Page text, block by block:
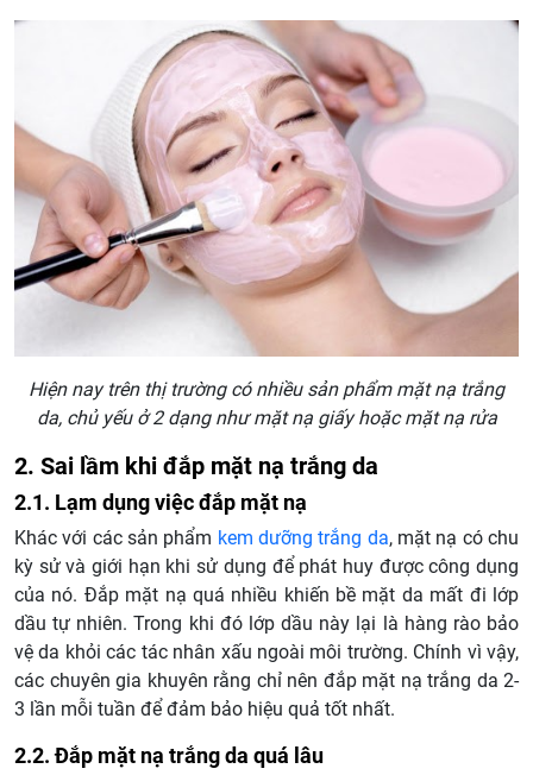
Hiện nay trên thị trường có nhiều sản phẩm mặt nạ trắng
da, chủ yếu ở 2 dạng như mặt nạ giấy hoặc mặt nạ rửa
2. Sai lầm khi đắp mặt nạ trắng da
2.1. Lạm dụng việc đắp mặt nạ
Khác với các sản phẩm kem dưỡng trắng da, mặt nạ có chu
kỳ sử và giới hạn khi sử dụng để phát huy được công dụng
của nó. Đắp mặt nạ quá nhiều khiến bề mặt da mất đi lớp
dầu tự nhiên. Trong khi đó lớp dầu này lại là hàng rào bảo
vệ da khỏi các tác nhân xấu ngoài môi trường. Chính vì vậy,
các chuyên gia khuyên rằng chỉ nên đắp mặt nạ trắng da 2-
3 lần mỗi tuần để đảm bảo hiệu quả tốt nhất.
2.2. Đắp mặt nạ trắng da quá lâu